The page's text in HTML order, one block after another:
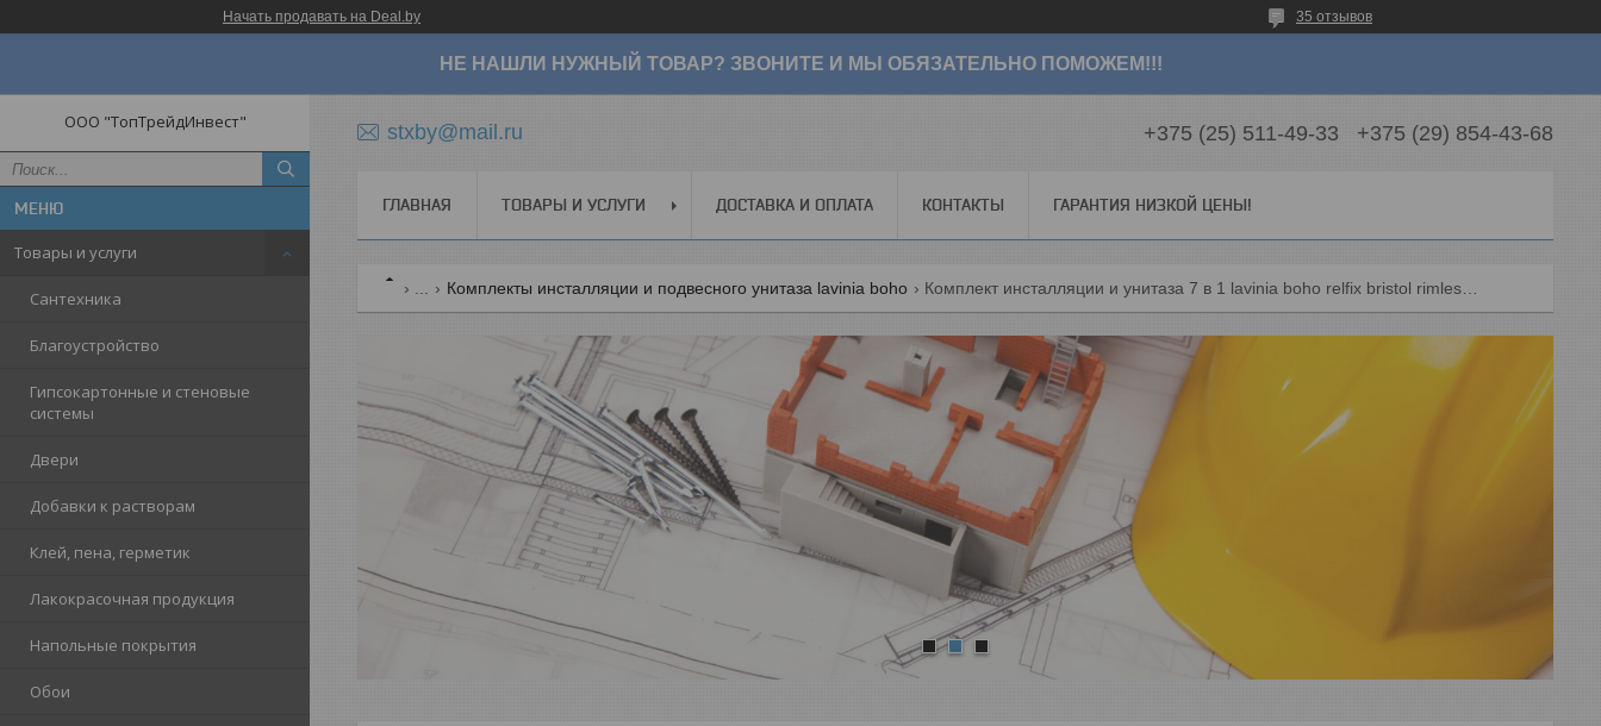
Начать продавать на Deal.by 35 отзывов
НЕ НАШЛИ НУЖНЫЙ ТОВАР? ЗВОНИТЕ И МЫ ОБЯЗАТЕЛЬНО ПОМОЖЕМ!!!
ООО "ТопТрейдИнвест"
Товары и услуги
Сантехника
Благоустройство
Гипсокартонные и стеновые
системы
Двери
Добавки к растворам
Клей, пена, герметик
Лакокрасочная продукция
Напольные покрытия
Обои
stxby@mail.ru +375 (25) 511-49-33 +375 (29) 854-43-68
ГЛАВНАЯ ТОВАРЫ И УСЛУГИ ДОСТАВКА И ОПЛАТА КОНТАКТЫ ГАРАНТИЯ НИЗКОЙ ЦЕНЫ!
Комплекты инсталляции и подвесного унитаза lavinia boho